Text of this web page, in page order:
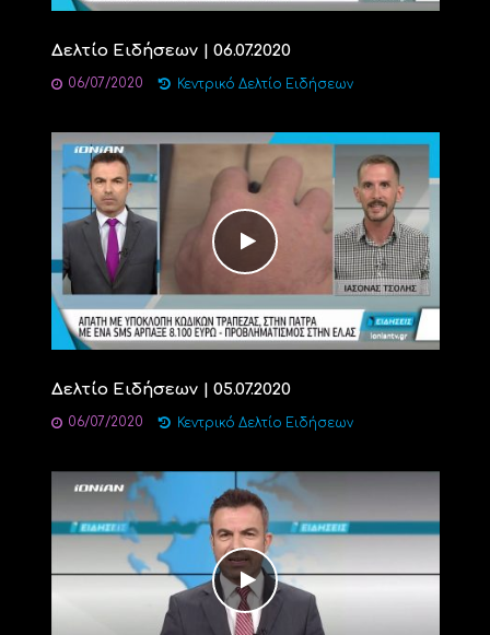
Δελτίο Ειδήσεων | 06.07.2020
06/07/2020 Κεντρικό Δελτίο Ειδήσεων
Δελτίο Ειδήσεων | 05.07.2020
06/07/2020 Κεντρικό Δελτίο Ειδήσεων